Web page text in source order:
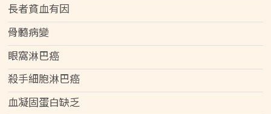
長者貧血有因
骨髓病變
眼窩淋巴癌
殺手細胞淋巴癌
血凝固蛋白缺乏